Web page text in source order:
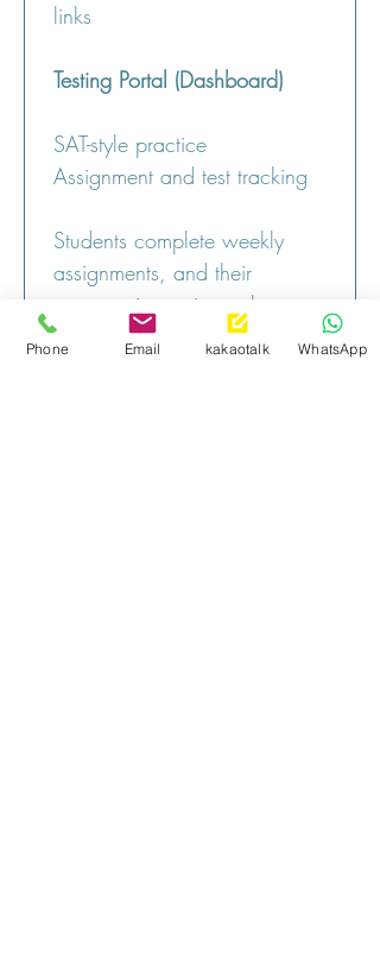
links
Testing Portal (Dashboard)
SAT-style practice
Assignment and test tracking
Students complete weekly
assignments, and their
progress is continuously
monitored.
Phone Email kakaotalk WhatsApp